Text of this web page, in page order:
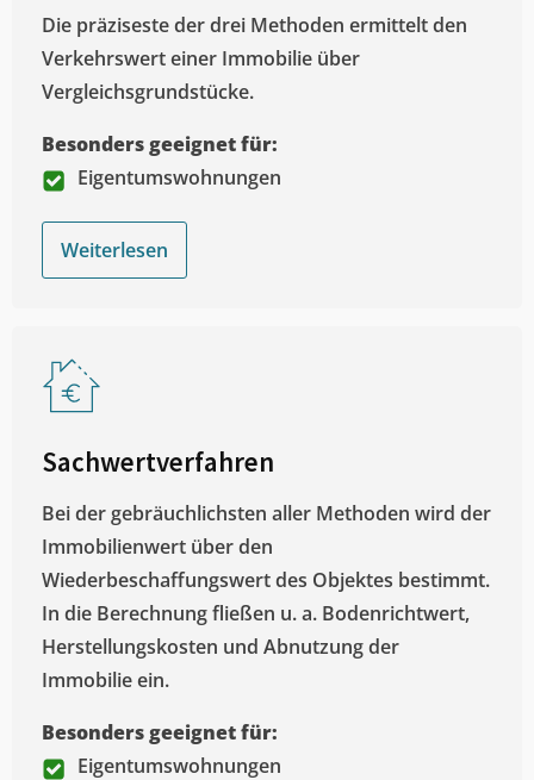
Die präziseste der drei Methoden ermittelt den
Verkehrswert einer Immobilie über
Vergleichsgrundstücke.
Besonders geeignet für:
Eigentumswohnungen
Weiterlesen
Sachwertverfahren
Bei der gebräuchlichsten aller Methoden wird der
Immobilienwert über den
Wiederbeschaffungswert des Objektes bestimmt.
In die Berechnung fließen u. a. Bodenrichtwert,
Herstellungskosten und Abnutzung der
Immobilie ein.
Besonders geeignet für:
Eigentumswohnungen